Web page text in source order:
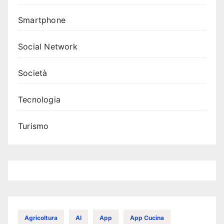
Smartphone
Social Network
Società
Tecnologia
Turismo
Agricoltura AI App App Cucina